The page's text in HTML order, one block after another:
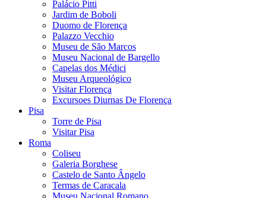
Palácio Pitti
Jardim de Boboli
Duomo de Florença
Palazzo Vecchio
Museu de São Marcos
Museu Nacional de Bargello
Capelas dos Médici
Museu Arqueológico
Visitar Florença
Excursoes Diurnas De Florença
Pisa
Torre de Pisa
Visitar Pisa
Roma
Coliseu
Galeria Borghese
Castelo de Santo Ângelo
Termas de Caracala
Museu Nacional Romano